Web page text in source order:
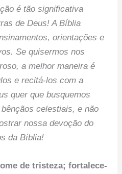
é tão significativa
de Deus! A Bíblia
orientações e
Se quisermos nos
a melhor maneira é
e recitá-los com a
quer que busquemos
celestiais, e não
nossa devoção do
da Bíblia!
de tristeza; fortalece-